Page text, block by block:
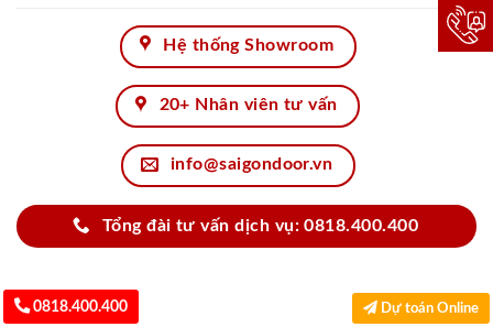
Hệ thống Showroom
20+ Nhân viên tư vấn
info@saigondoor.vn
Tổng đài tư vấn dịch vụ: 0818.400.400
0818.400.400 Dự toán Online